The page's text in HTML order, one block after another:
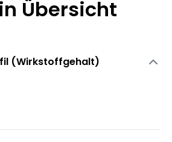
Übersicht
(Wirkstoffgehalt)